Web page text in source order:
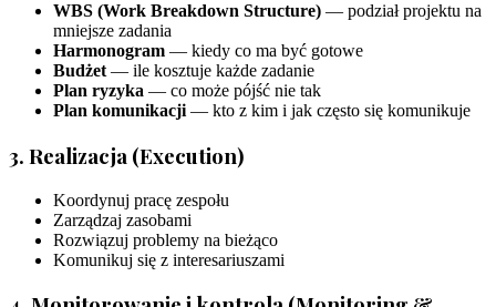
WBS (Work Breakdown Structure) — podział projektu na
mniejsze zadania
Harmonogram — kiedy co ma być gotowe
Budżet — ile kosztuje każde zadanie
Plan ryzyka — co może pójść nie tak
Plan komunikacji — kto z kim i jak często się komunikuje
3. Realizacja (Execution)
Koordynuj pracę zespołu
Zarządzaj zasobami
Rozwiązuj problemy na bieżąco
Komunikuj się z interesariuszami